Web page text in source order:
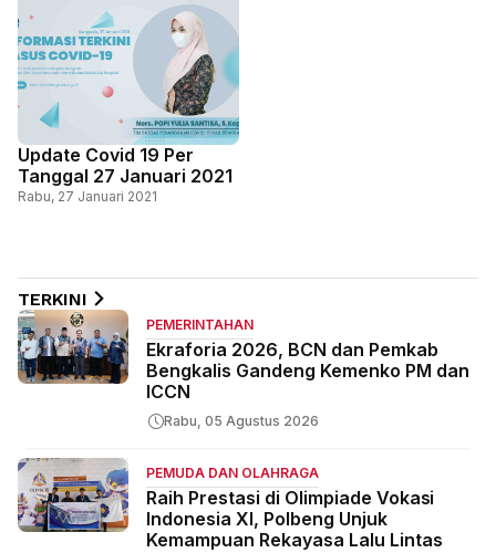
Update Covid 19 Per
Tanggal 27 Januari 2021
Rabu, 27 Januari 2021
TERKINI
PEMERINTAHAN
Ekraforia 2026, BCN dan Pemkab
Bengkalis Gandeng Kemenko PM dan
ICCN
Rabu, 05 Agustus 2026
PEMUDA DAN OLAHRAGA
Raih Prestasi di Olimpiade Vokasi
Indonesia XI, Polbeng Unjuk
Kemampuan Rekayasa Lalu Lintas